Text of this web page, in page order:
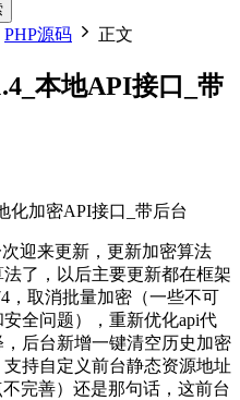
PHP源码 正文
本地API接口_带
化加密API接口_带后台
迎来更新，更新加密算法
法了，以后主要更新都在框架
，取消批量加密（一些不可
全问题），重新优化api代
后台新增一键清空历史加密
持自定义前台静态资源地址
完善）还是那句话，这前台